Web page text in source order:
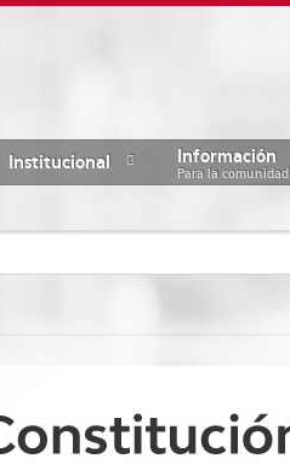
Institucional Información
Para la comunidad